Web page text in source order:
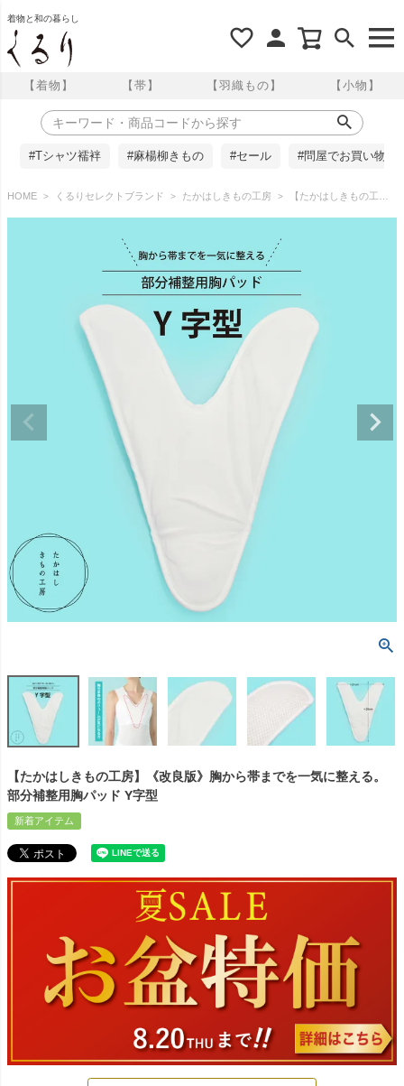
着物と和の暮らし
【着物】 【帯】 【羽織もの】 【小物】
#Tシャツ襦袢 #麻楊柳きもの #セール #問屋でお買い物
HOME くるりセレクトブランド たかはしきもの工房 【たかはしきもの工房】《改良版》胸から帯までを一気に整える。部分補整用胸パッド Y字型
【たかはしきもの工房】《改良版》胸から帯までを一気に整える。
部分補整用胸パッド Y字型
新着アイテム